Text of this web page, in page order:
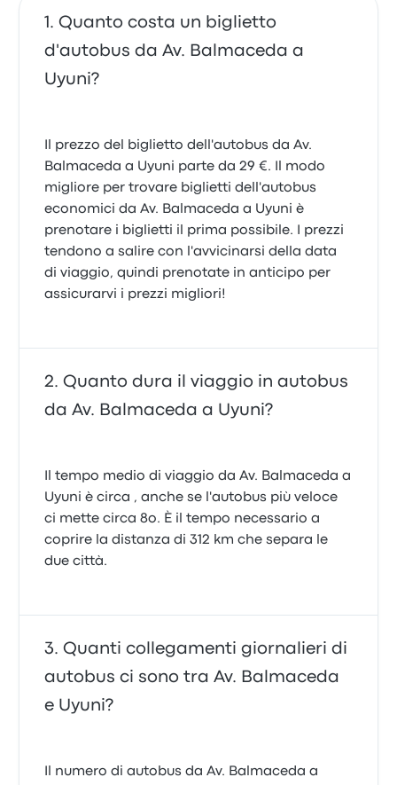
Quanto costa un biglietto
d'autobus da Av. Balmaceda a
Uyuni?
Il prezzo del biglietto dell'autobus da Av.
Balmaceda a Uyuni parte da 29 €. Il modo
migliore per trovare biglietti dell'autobus
economici da Av. Balmaceda a Uyuni è
prenotare i biglietti il prima possibile. I prezzi
tendono a salire con l'avvicinarsi della data
di viaggio, quindi prenotate in anticipo per
assicurarvi i prezzi migliori!
Quanto dura il viaggio in autobus
da Av. Balmaceda a Uyuni?
Il tempo medio di viaggio da Av. Balmaceda a
Uyuni è circa , anche se l'autobus più veloce
ci mette circa 8o. È il tempo necessario a
coprire la distanza di 312 km che separa le
due città.
Quanti collegamenti giornalieri di
autobus ci sono tra Av. Balmaceda
e Uyuni?
Il numero di autobus da Av. Balmaceda a